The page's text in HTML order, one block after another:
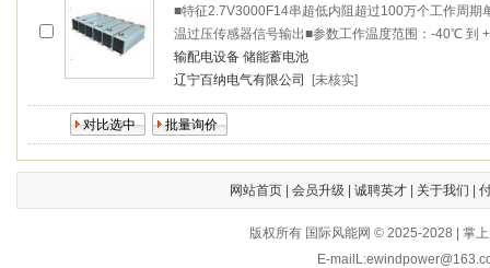
■特征2.7V3000F14串超低内阻超过100万个工作周期
温过压传感器信号输出■参数工作温度范围：-40℃ 到
输配电设备 储能蓄电池
辽宁百纳电气有限公司
[未核实]
网站首页| 会员升级 诚聘英才| 关于我们
版权所有 国际风能网 © 2025-2028 | 掌
E-